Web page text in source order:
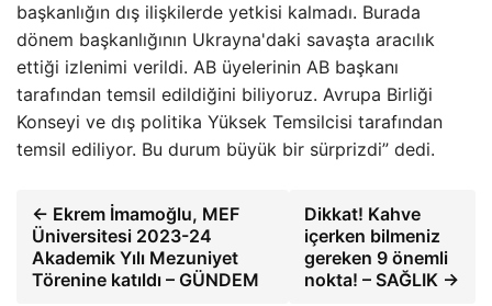
başkanlığın dış ilişkilerde yetkisi kalmadı. Burada
dönem başkanlığının Ukrayna'daki savaşta aracılık
ettiği izlenimi verildi. AB üyelerinin AB başkanı
tarafından temsil edildiğini biliyoruz. Avrupa Birliği
Konseyi ve dış politika Yüksek Temsilcisi tarafından
temsil ediliyor. Bu durum büyük bir sürprizdi” dedi.
← Ekrem İmamoğlu, MEF
Üniversitesi 2023-24
Akademik Yılı Mezuniyet
Törenine katıldı – GÜNDEM
Dikkat! Kahve
içerken bilmeniz
gereken 9 önemli
nokta! – SAĞLIK →